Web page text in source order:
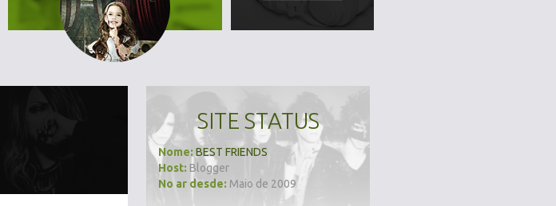
SITE STATUS
Nome: BEST FRIENDS
Host: Blogger
No ar desde: Maio de 2009